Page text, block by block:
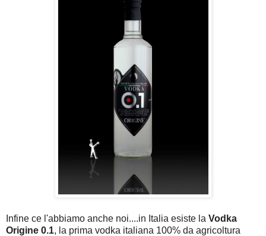
Infine ce l'abbiamo anche noi....in Italia esiste la Vodka
Origine 0.1, la prima vodka italiana 100% da agricoltura